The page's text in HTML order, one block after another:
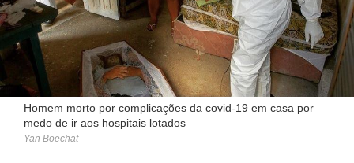
Homem morto por complicações da covid-19 em casa por
medo de ir aos hospitais lotados
Yan Boechat